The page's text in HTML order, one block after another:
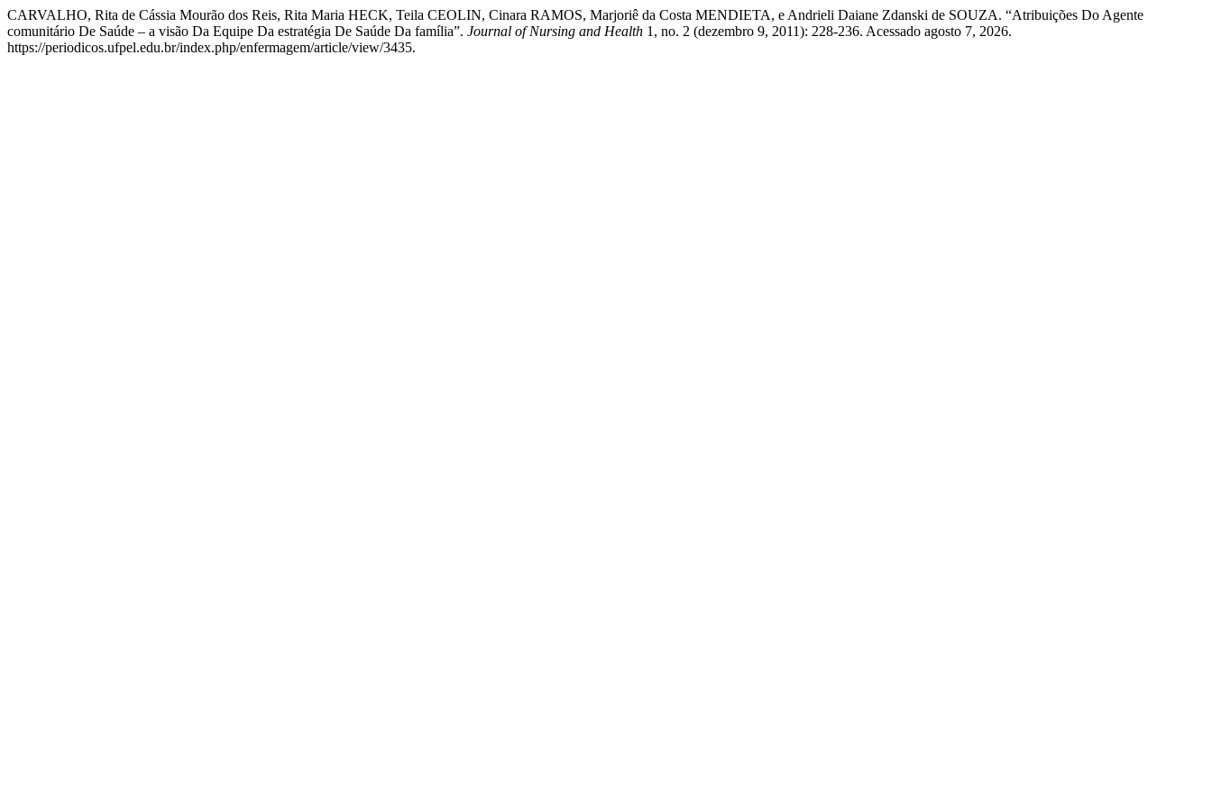
CARVALHO, Rita de Cássia Mourão dos Reis, Rita Maria HECK, Teila CEOLIN, Cinara RAMOS, Marjoriê da Costa MENDIETA, e Andrieli Daiane Zdanski de SOUZA. “Atribuições Do Agente
comunitário De Saúde – a visão Da Equipe Da estratégia De Saúde Da família”. Journal of Nursing and Health 1, no. 2 (dezembro 9, 2011): 228-236. Acessado agosto 7, 2026.
https://periodicos.ufpel.edu.br/index.php/enfermagem/article/view/3435.